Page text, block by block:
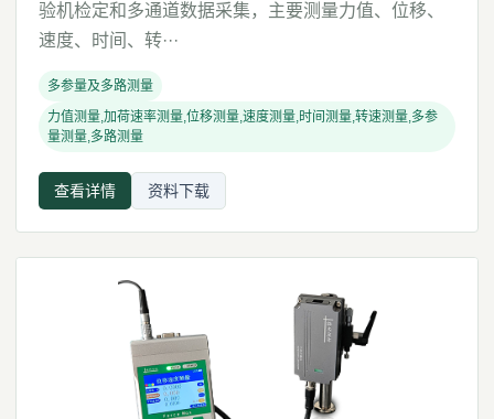
验机检定和多通道数据采集，主要测量力值、位移、
速度、时间、转···
多参量及多路测量
力值测量,加荷速率测量,位移测量,速度测量,时间测量,转速测量,多参
量测量,多路测量
查看详情 资料下载